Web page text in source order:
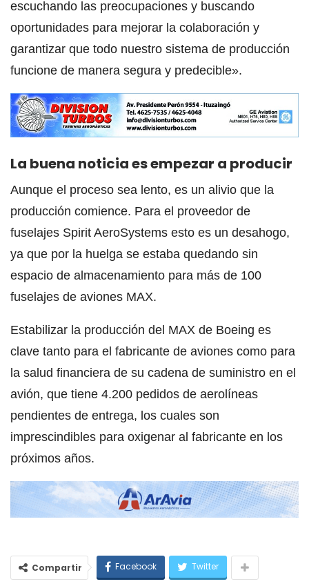
escuchando las preocupaciones y buscando
oportunidades para mejorar la colaboración y
garantizar que todo nuestro sistema de producción
funcione de manera segura y predecible».
La buena noticia es empezar a producir
Aunque el proceso sea lento, es un alivio que la
producción comience. Para el proveedor de
fuselajes Spirit AeroSystems esto es un desahogo,
ya que por la huelga se estaba quedando sin
espacio de almacenamiento para más de 100
fuselajes de aviones MAX.
Estabilizar la producción del MAX de Boeing es
clave tanto para el fabricante de aviones como para
la salud financiera de su cadena de suministro en el
avión, que tiene 4.200 pedidos de aerolíneas
pendientes de entrega, los cuales son
imprescindibles para oxigenar al fabricante en los
próximos años.
Compartir Facebook Twitter